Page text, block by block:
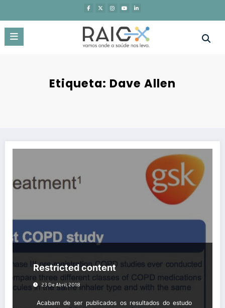
o
conteúdo
Etiqueta: Dave Allen
Restricted content
23 De Abril, 2018
Acabam de ser publicados os resultados do estudo